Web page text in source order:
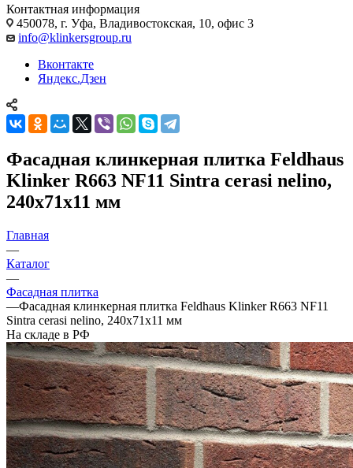
Контактная информация
450078, г. Уфа, Владивостокская, 10, офис 3
info@klinkersgroup.ru
Вконтакте
Яндекс.Дзен
Фасадная клинкерная плитка Feldhaus
Klinker R663 NF11 Sintra cerasi nelino,
240х71х11 мм
Главная
—
Каталог
—
Фасадная плитка
—Фасадная клинкерная плитка Feldhaus Klinker R663 NF11
Sintra cerasi nelino, 240х71х11 мм
На складе в РФ